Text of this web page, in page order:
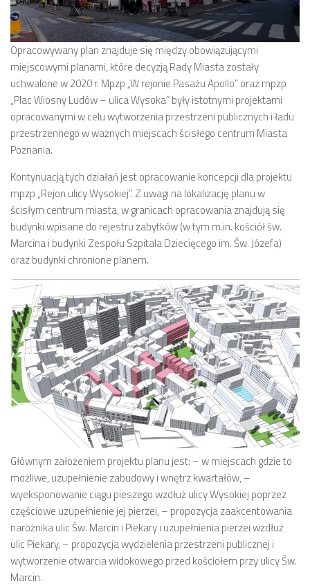
numer 1-2(9)/2019
numer 1(8)/2018
numer 2(7)/2017
numer 1(6)/2017
numer 3(5)/2016
numer 2(4)/2016
numer 1(3)/2016
numer 2/2015
numer 1/2015
Dokumenty
Statut osiedla
Archiwum sesji (protokoły)
Uchwały Rady Osiedla
Uchwały Zarządu Osiedla
Budżet
Budżet 2013
Budżet 2014
Budżet 2015
Budżet 2016
Projekty
Inicjatywy osiedlowe
Kodeks Dobrych Praktyk
Miejsca parkingowe
Patrol Rowerowy 2015
Opracowywany plan znajduje się między obowiązującymi
miejscowymi planami, które decyzją Rady Miasta zostały
uchwalone w 2020 r. Mpzp „W rejonie Pasażu Apollo” oraz mpzp
„Plac Wiosny Ludów – ulica Wysoka” były istotnymi projektami
opracowanymi w celu wytworzenia przestrzeni publicznych i ładu
przestrzennego w ważnych miejscach ścisłego centrum Miasta
Poznania.
Kontynuacją tych działań jest opracowanie koncepcji dla projektu
mpzp „Rejon ulicy Wysokiej”. Z uwagi na lokalizację planu w
ścisłym centrum miasta, w granicach opracowania znajdują się
budynki wpisane do rejestru zabytków (w tym m.in. kościół św.
Marcina i budynki Zespołu Szpitala Dziecięcego im. Św. Józefa)
oraz budynki chronione planem.
Głównym założeniem projektu planu jest: – w miejscach gdzie to
możliwe, uzupełnienie zabudowy i wnętrz kwartałów, –
wyeksponowanie ciągu pieszego wzdłuż ulicy Wysokiej poprzez
częściowe uzupełnienie jej pierzei, – propozycja zaakcentowania
narożnika ulic Św. Marcin i Piekary i uzupełnienia pierzei wzdłuż
ulic Piekary, – propozycja wydzielenia przestrzeni publicznej i
wytworzenie otwarcia widokowego przed kościołem przy ulicy Św.
Marcin.